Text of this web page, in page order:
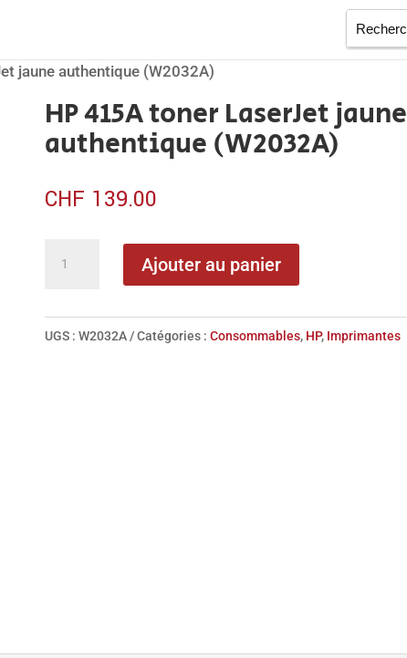
jaune authentique (W2032A)
HP 415A toner LaserJet jaune
authentique (W2032A)
CHF 139.00
415A
Ajouter au panier
UGS : W2032A Catégories : Consommables, HP, Imprimantes